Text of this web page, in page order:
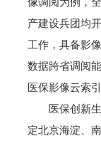
产建设兵团均
工作，具备影
数据跨省调阅
医保影像云索
医保创新生
定北京海淀、